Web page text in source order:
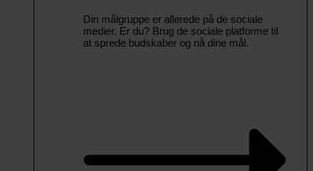
Din målgruppe er allerede på de sociale
medier. Er du? Brug de sociale platforme til
at sprede budskaber og nå dine mål.